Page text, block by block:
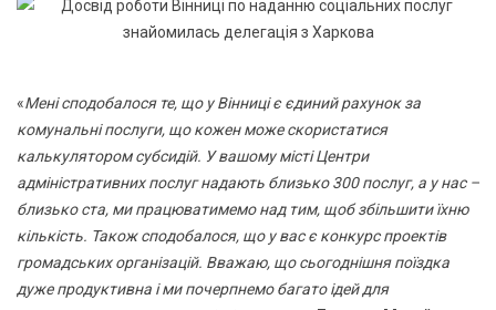
«Мені сподобалося те, що у Вінниці є єдиний рахунок за
комунальні послуги, що кожен може скористатися
калькулятором субсидій. У вашому місті Центри
адміністративних послуг надають близько 300 послуг, а у нас –
близько ста, ми працюватимемо над тим, щоб збільшити їхню
кількість. Також сподобалося, що у вас є конкурс проектів
громадських організацій. Вважаю, що сьогоднішня поїздка
дуже продуктивна і ми почерпнемо багато ідей для